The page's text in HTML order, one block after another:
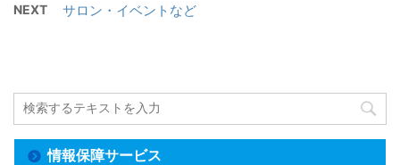
NEXT サロン・イベントなど
情報保障サービス